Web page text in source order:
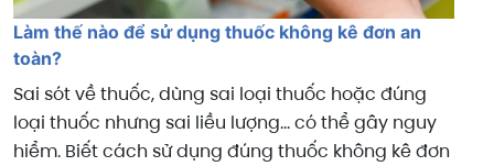
Làm thế nào để sử dụng thuốc không kê đơn an
toàn?
Sai sót về thuốc, dùng sai loại thuốc hoặc đúng
loại thuốc nhưng sai liều lượng... có thể gây nguy
hiểm. Biết cách sử dụng đúng thuốc không kê đơn